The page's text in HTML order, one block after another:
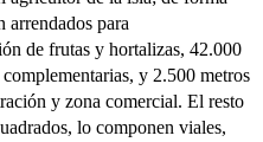
arrendados para
de frutas y hortalizas, 42.000
y 2.500 metros
y zona comercial. El resto
lo componen viales,